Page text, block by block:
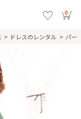
0
ドレスのレンタル パー